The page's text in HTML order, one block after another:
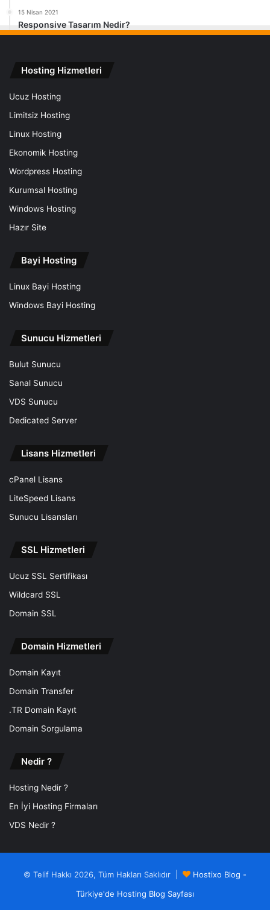
15 Nisan 2021
Responsive Tasarım Nedir?
Hosting Hizmetleri
Ucuz Hosting
Limitsiz Hosting
Linux Hosting
Ekonomik Hosting
Wordpress Hosting
Kurumsal Hosting
Windows Hosting
Hazır Site
Bayi Hosting
Linux Bayi Hosting
Windows Bayi Hosting
Sunucu Hizmetleri
Bulut Sunucu
Sanal Sunucu
VDS Sunucu
Dedicated Server
Lisans Hizmetleri
cPanel Lisans
LiteSpeed Lisans
Sunucu Lisansları
SSL Hizmetleri
Ucuz SSL Sertifikası
Wildcard SSL
Domain SSL
Domain Hizmetleri
Domain Kayıt
Domain Transfer
.TR Domain Kayıt
Domain Sorgulama
Nedir ?
Hosting Nedir ?
En İyi Hosting Firmaları
VDS Nedir ?
© Telif Hakkı 2026, Tüm Hakları Saklıdır |
Hostixo Blog -
Türkiye'de Hosting Blog Sayfası